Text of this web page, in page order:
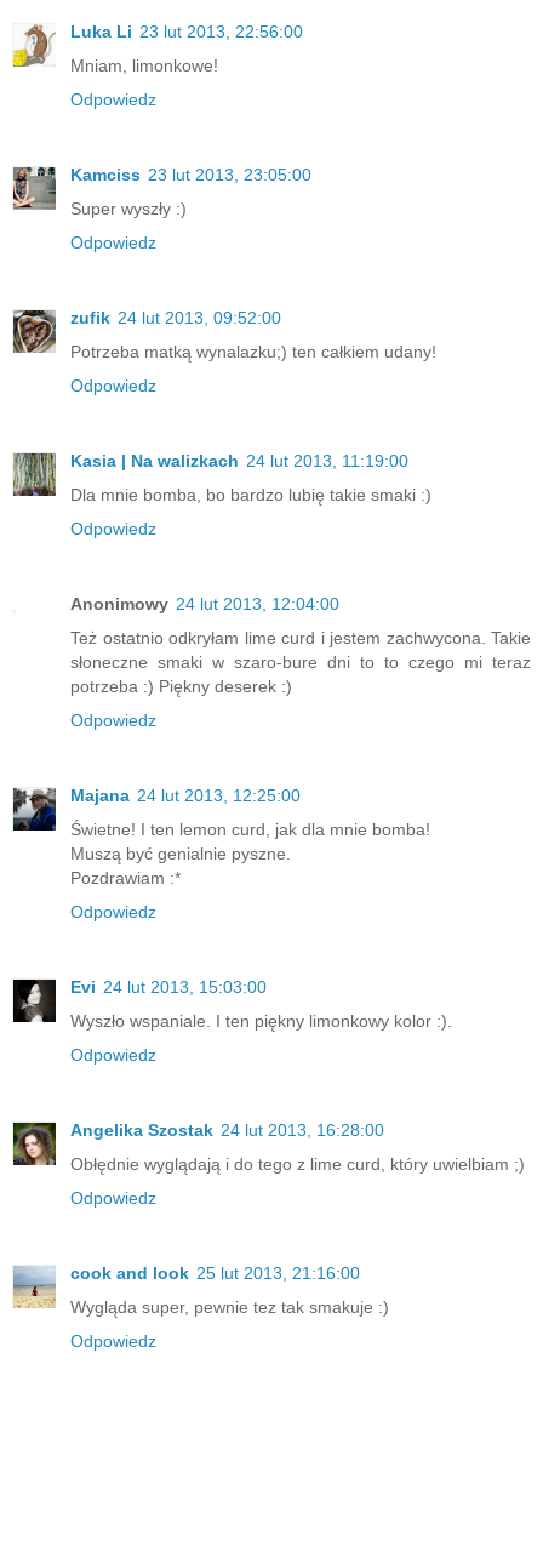
Luka Li 23 lut 2013, 22:56:00
Mniam, limonkowe!
Odpowiedz
Kamciss 23 lut 2013, 23:05:00
Super wyszły :)
Odpowiedz
zufik 24 lut 2013, 09:52:00
Potrzeba matką wynalazku;) ten całkiem udany!
Odpowiedz
Kasia | Na walizkach 24 lut 2013, 11:19:00
Dla mnie bomba, bo bardzo lubię takie smaki :)
Odpowiedz
Anonimowy 24 lut 2013, 12:04:00
Też ostatnio odkryłam lime curd i jestem zachwycona. Takie
słoneczne smaki w szaro-bure dni to to czego mi teraz
potrzeba :) Piękny deserek :)
Odpowiedz
Majana 24 lut 2013, 12:25:00
Świetne! I ten lemon curd, jak dla mnie bomba!
Muszą być genialnie pyszne.
Pozdrawiam :*
Odpowiedz
Evi 24 lut 2013, 15:03:00
Wyszło wspaniale. I ten piękny limonkowy kolor :).
Odpowiedz
Angelika Szostak 24 lut 2013, 16:28:00
Obłędnie wyglądają i do tego z lime curd, który uwielbiam ;)
Odpowiedz
cook and look 25 lut 2013, 21:16:00
Wygląda super, pewnie tez tak smakuje :)
Odpowiedz